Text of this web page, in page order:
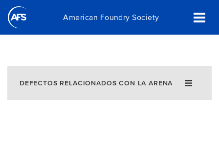
Skip
main
American Foundry Society
DEFECTOS RELACIONADOS CON LA ARENA